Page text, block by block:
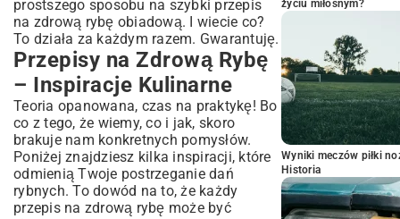
prostszego sposobu na szybki przepis
na zdrową rybę obiadową. I wiecie co?
To działa za każdym razem. Gwarantuję.
Przepisy na Zdrową Rybę
– Inspiracje Kulinarne
Teoria opanowana, czas na praktykę! Bo
co z tego, że wiemy, co i jak, skoro
brakuje nam konkretnych pomysłów.
Poniżej znajdziesz kilka inspiracji, które
odmienią Twoje postrzeganie dań
rybnych. To dowód na to, że każdy
przepis na zdrową rybę może być
życiu miłosnym?
Wyniki meczów piłki
Historia